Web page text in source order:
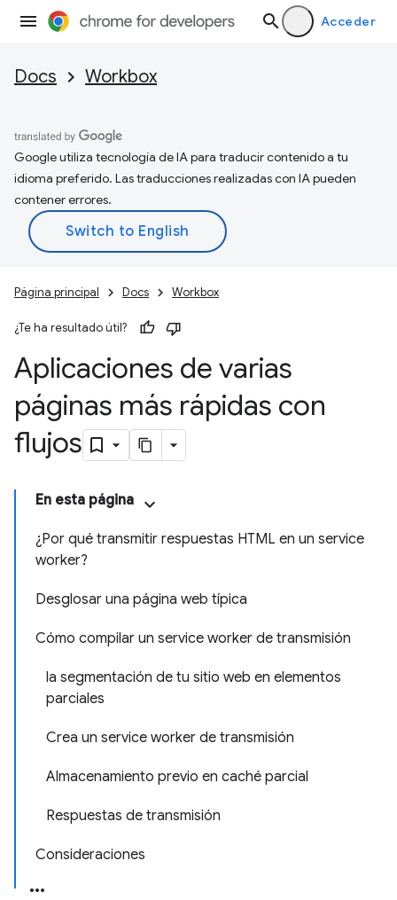
Acceder
Docs Workbox
Google utiliza tecnología de IA para traducir contenido a tu
idioma preferido. Las traducciones realizadas con IA pueden
contener errores.
Página principal Docs Workbox
¿Te ha resultado útil?
Aplicaciones de varias
páginas más rápidas con
flujos
En esta página
¿Por qué transmitir respuestas HTML en un service
worker?
Desglosar una página web típica
Cómo compilar un service worker de transmisión
la segmentación de tu sitio web en elementos
parciales
Crea un service worker de transmisión
Almacenamiento previo en caché parcial
Respuestas de transmisión
Consideraciones